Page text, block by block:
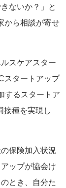
ないか？」と
から相談が寄せ
スケアスター
スタートアップ
するスタートア
接種を実現し
保険加入状況
ップが協会け
とき、自分た